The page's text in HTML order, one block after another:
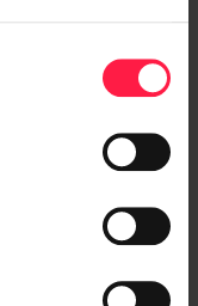
kertoo.
kehitetty
Kontio